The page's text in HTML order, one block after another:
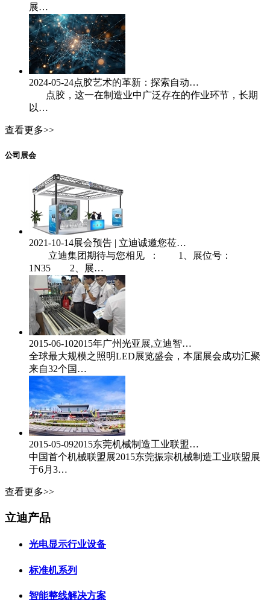
展…
2024-05-24点胶艺术的革新：探索自动…
点胶，这一在制造业中广泛存在的作业环节，长期
以…
查看更多>>
公司展会
2021-10-14展会预告 | 立迪诚邀您莅…
立迪集团期待与您相见 ： 1、展位号：
1N35 2、展…
2015-06-102015年广州光亚展,立迪智…
全球最大规模之照明LED展览盛会，本届展会成功汇聚
来自32个国…
2015-05-092015东莞机械制造工业联盟…
中国首个机械联盟展2015东莞振宗机械制造工业联盟展
于6月3…
查看更多>>
立迪产品
光电显示行业设备
标准机系列
智能整线解决方案